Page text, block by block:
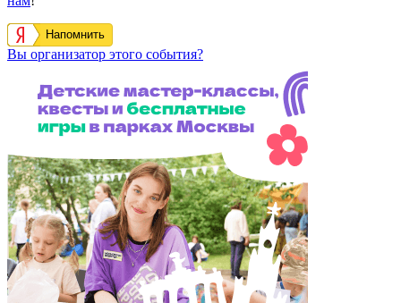
Напомнить
Вы организатор этого события?